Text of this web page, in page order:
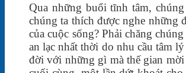
Qua những buổi tĩnh tâm,
chúng ta thích được nghe những
của cuộc sống? Phải chăng
an lạc nhất thời do nhu cầu tâm
đời với những gì mà thế gian